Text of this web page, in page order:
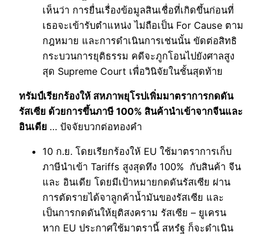
เห็นว่า การยื่นเรื่องข้อมูลสินเชื่อที่เกิดขึ้นก่อนที่
เธอจะเข้ารับตำแหน่ง ไม่ถือเป็น For Cause ตาม
กฎหมาย และการดำเนินการเช่นนั้น ขัดต่อสิทธิ
กระบวนการยุติธรรม คดีจะภูกโอนไปยังศาลสูง
สุด Supreme Court เพื่อวินิจัยในชั้นสุดท้าย
ทรัมป์เรียกร้องให้ สหภาพยุโรปเพิ่มมาตราการกดดัน
รัสเซีย ด้วยการขึ้นภาษี 100% สินค้านำเข้าจากจีนและ
อินเดีย … ปัจจัยบวกต่อทองคำ
10 ก.ย. โดยเรียกร้องให้ EU ใช้มาตราการเก็บ
ภาษีนำเข้า Tariffs สูงสุดทึง 100% กับสินค้า จีน
และ อินเดีย โดยมีเป้าหมายกดดันรัสเซีย ผ่าน
การตัดรายได้จาลูกค้าน้ำมันของรัสเซีย และ
เป็นการกดดันให้ยุติสงคราม รัสเซีย – ยูเครน
หาก EU ประกาศใช้มาตรานี้ สหรํฐ ก็จะดำเนิน